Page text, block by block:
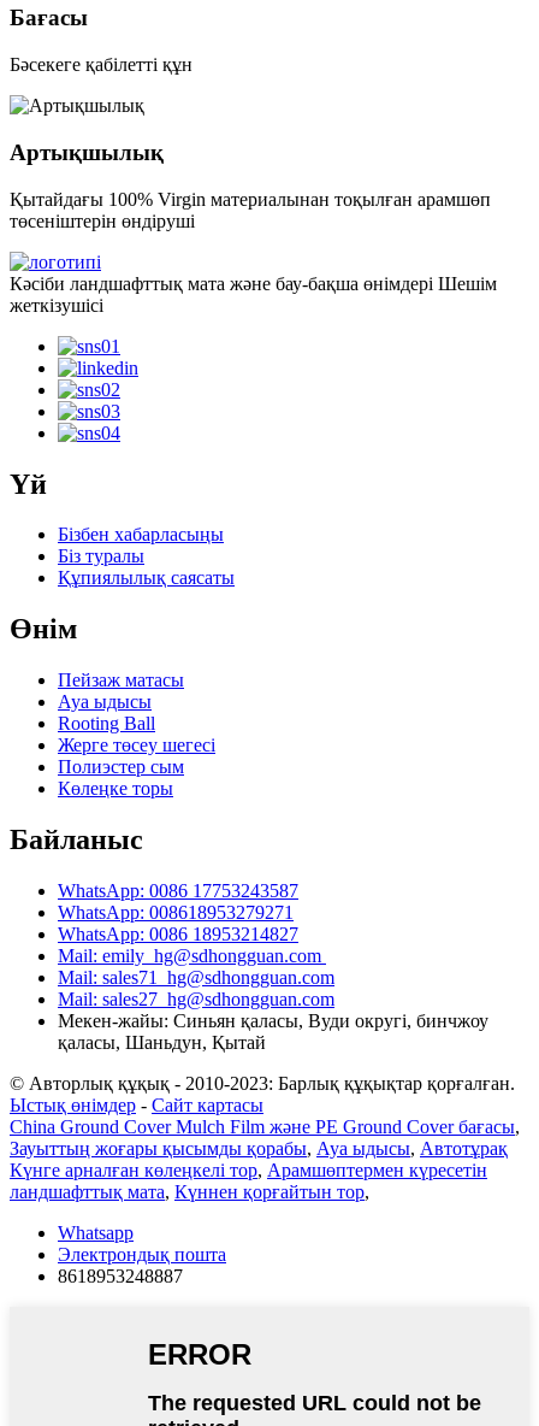
Бағасы
Бәсекеге қабілетті құн
Артықшылық
Қытайдағы 100% Virgin материалынан тоқылған арамшөп
төсеніштерін өндіруші
Кәсіби ландшафттық мата және бау-бақша өнімдері Шешім
жеткізушісі
Үй
Бізбен хабарласыңы
Біз туралы
Құпиялылық саясаты
Өнім
Пейзаж матасы
Ауа ыдысы
Rooting Ball
Жерге төсеу шегесі
Полиэстер сым
Көлеңке торы
Байланыс
WhatsApp: 0086 17753243587
WhatsApp: 008618953279271
WhatsApp: 0086 18953214827
Mail: emily_hg@sdhongguan.com
Mail: sales71_hg@sdhongguan.com
Mail: sales27_hg@sdhongguan.com
Мекен-жайы: Синьян қаласы, Вуди округі, бинчжоу
қаласы, Шаньдун, Қытай
© Авторлық құқық - 2010-2023: Барлық құқықтар қорғалған.
Ыстық өнімдер - Сайт картасы
China Ground Cover Mulch Film және PE Ground Cover бағасы,
Зауыттың жоғары қысымды қорабы, Ауа ыдысы, Автотұрақ
Күнге арналған көлеңкелі тор, Арамшөптермен күресетін
ландшафттық мата, Күннен қорғайтын тор,
Whatsapp
Электрондық пошта
8618953248887